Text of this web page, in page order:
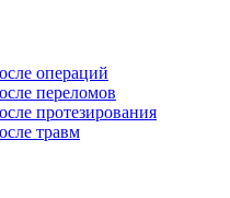
операций
переломов
протезирования
травм